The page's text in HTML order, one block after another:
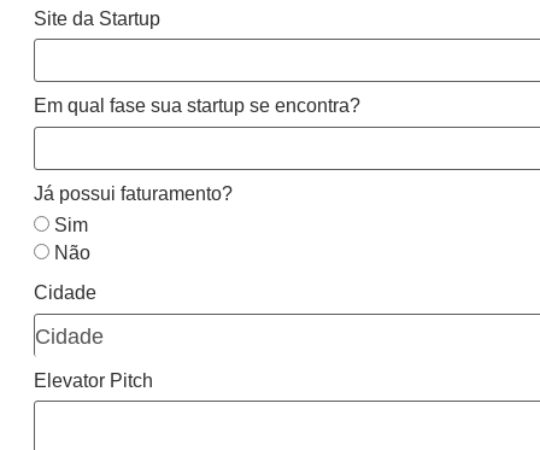
Site da Startup
Em qual fase sua startup se encontra?
Já possui faturamento?
Sim
Não
Cidade
Cidade
Cidade
Elevator Pitch